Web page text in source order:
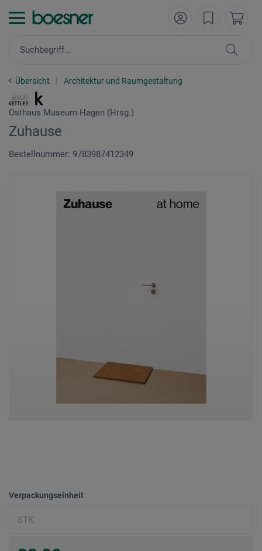
Übersicht Architektur und Raumgestaltung
Osthaus Museum Hagen (Hrsg.)
Zuhause
Bestellnummer: 9783987412349
Verpackungseinheit